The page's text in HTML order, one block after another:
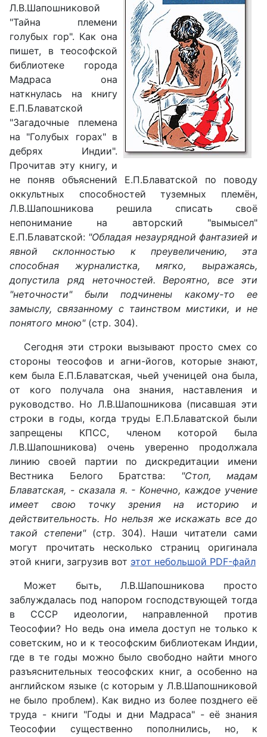
Л.В.Шапошниковой
"Тайна племени
голубых гор". Как она
пишет, в теософской
библиотеке города
Мадраса она
наткнулась на книгу
Е.П.Блаватской
"Загадочные племена
на "Голубых горах" в
дебрях Индии".
Прочитав эту книгу, и
не поняв объяснений Е.П.Блаватской по поводу
оккультных способностей туземных племён,
Л.В.Шапошникова решила списать своё
непонимание на авторский "вымысел"
Е.П.Блаватской: "Обладая незаурядной фантазией и
явной склонностью к преувеличению, эта
способная журналистка, мягко, выражаясь,
допустила ряд неточностей. Вероятно, все эти
"неточности" были подчинены какому-то ее
замыслу, связанному с таинством мистики, и не
понятого мною"(стр. 304).
Сегодня эти строки вызывают просто смех со
стороны теософов и агни-йогов, которые знают,
кем была Е.П.Блаватская, чьей ученицей она была,
от кого получала она знания, наставления и
руководство. Но Л.В.Шапошникова (писавшая эти
строки в годы, когда труды Е.П.Блаватской были
запрещены КПСС, членом которой была
Л.В.Шапошникова) очень уверенно продолжала
линию своей партии по дискредитации имени
Вестника Белого Братства: "Стоп, мадам
Блаватская, - сказала я. - Конечно, каждое учение
имеет свою точку зрения на историю и
действительность. Но нельзя же искажать все до
такой степени"(стр. 304). Наши читатели сами
могут прочитать несколько страниц оригинала
этой книги, загрузив вот этот небольшой PDF-файл
Может быть, Л.В.Шапошникова просто
заблуждалась под напором господствующей тогда
в СССР идеологии, направленной против
Теософии? Но ведь она имела доступ не только к
советским, но и к теософским библиотекам Индии,
где в те годы можно было свободно найти много
разъяснительных теософских книг, а особенно на
английском языке (с которым у Л.В.Шапошниковой
не было проблем). Как видно из более позднего её
труда - книги "Годы и дни Мадраса" - её знания
Теософии существенно пополнились, но, к